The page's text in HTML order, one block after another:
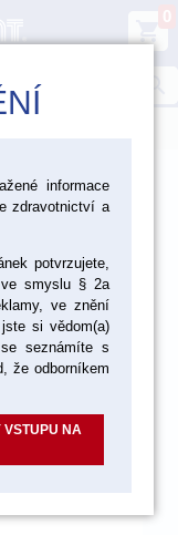
shopping_cart
0
informace
zdravotnictví a
potvrzujete,
smyslu § 2a
ve znění
si vědom(a)
seznámíte s
že odborníkem
VSTUPU NA